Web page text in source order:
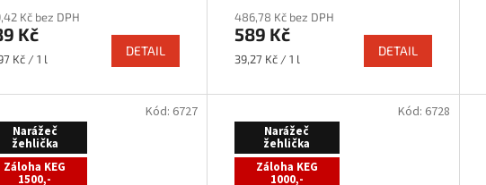
Kč bez DPH
Kč
Kč / 1 l
DETAIL
486,78 Kč bez DPH
589 Kč
Měrná
39,27 Kč / 1 l
DETAIL
Narážeč
žehlička
Záloha KEG
1500,-
Kód: 6727
Narážeč
žehlička
Záloha KEG
1000,-
Kód: 6728